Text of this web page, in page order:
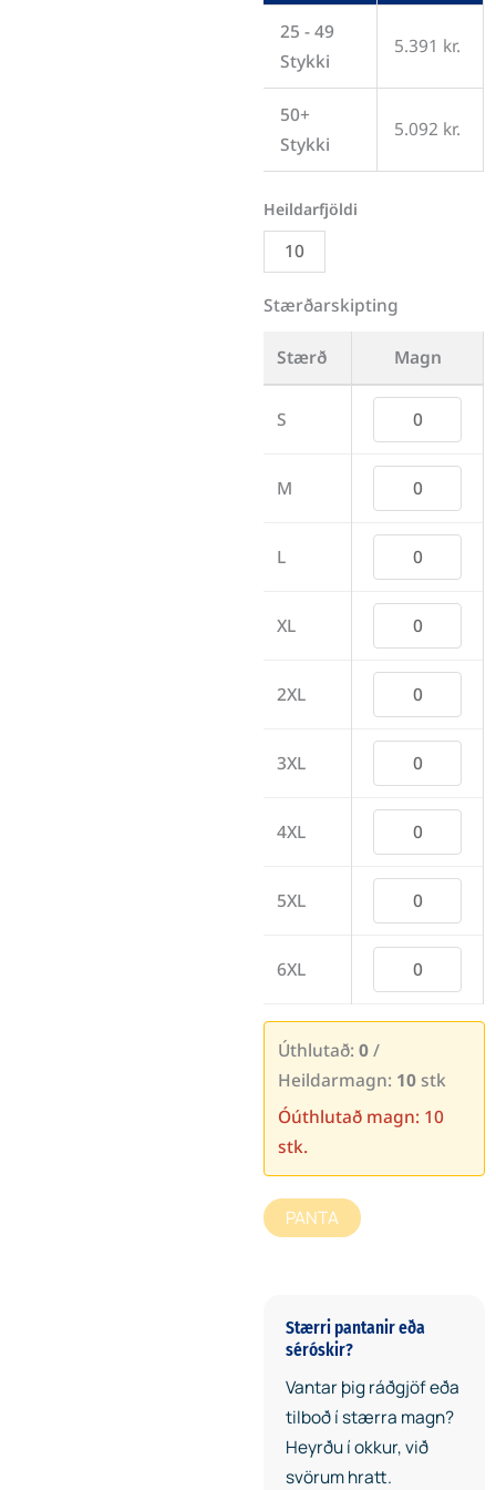
25 - 49
Stykki
5.391 kr.
50+
Stykki
5.092 kr.
Stærðarskipting
Stærð Magn
S
M
L
XL
2XL
3XL
4XL
5XL
6XL
Úthlutað:0/
Heildarmagn: 10 stk
Óúthlutað magn: 10
stk.
PANTA
Stærri pantanir eða
séróskir?
Vantar þig ráðgjöf eða
tilboð í stærra magn?
Heyrðu í okkur, við
svörum hratt.